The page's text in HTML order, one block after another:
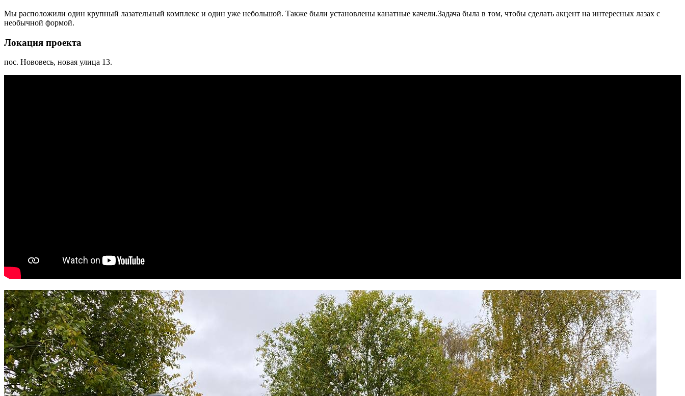
Мы расположили один крупный лазательный комплекс и один уже небольшой. Также были установлены канатные качели.Задача была в том, чтобы сделать акцент на интересных лазах с
необычной формой.
Локация проекта
пос. Нововесь, новая улица 13.